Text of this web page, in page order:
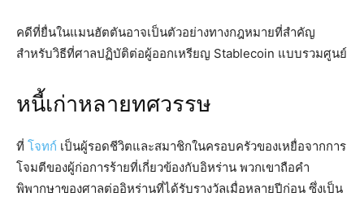
คดีที่ยื่นในแมนฮัตตันอาจเป็นตัวอย่างทางกฎหมายที่สำคัญ
สำหรับวิธีที่ศาลปฏิบัติต่อผู้ออกเหรียญ Stablecoin แบบรวมศูนย์
หนี้เก่าหลายทศวรรษ
ที่ โจทก์ เป็นผู้รอดชีวิตและสมาชิกในครอบครัวของเหยื่อจากการ
โจมตีของผู้ก่อการร้ายที่เกี่ยวข้องกับอิหร่าน พวกเขาถือคำ
พิพากษาของศาลต่ออิหร่านที่ได้รับรางวัลเมื่อหลายปีก่อน ซึ่งเป็น